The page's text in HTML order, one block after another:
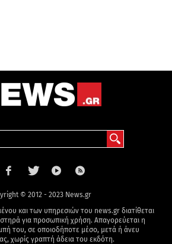
© 2012 - 2023 News.gr
και των υπηρεσιών του news.gr διατίθεται
για προσωπική χρήση. Απαγορεύεται η
του, σε οποιοδήποτε μέσο, μετά ή άνευ
χωρίς γραπτή άδεια του εκδότη.